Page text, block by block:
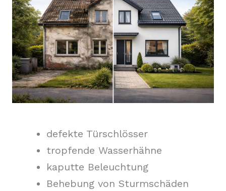
defekte Türschlösser
tropfende Wasserhähne
kaputte Beleuchtung
Behebung von Sturmschäden